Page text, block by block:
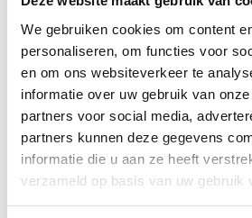
We gebruiken cookies om content
personaliseren, om functies voor
en om ons websiteverkeer te
informatie over uw gebruik van
partners voor social media,
partners kunnen deze gegevens
informatie die u aan ze heeft
verzameld op basis van uw gebruik